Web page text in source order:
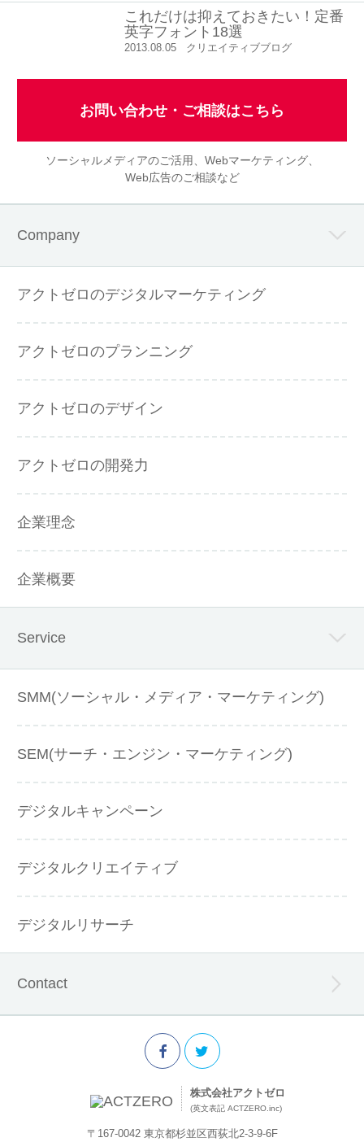
これだけは抑えておきたい！定番
英字フォント18選
2013.08.05 クリエイティブブログ
お問い合わせ・ご相談はこちら
ソーシャルメディアのご活用、Webマーケティング、
Web広告のご相談など
Company
アクトゼロのデジタルマーケティング
アクトゼロのプランニング
アクトゼロのデザイン
アクトゼロの開発力
企業理念
企業概要
Service
SMM(ソーシャル・メディア・マーケティング)
SEM(サーチ・エンジン・マーケティング)
デジタルキャンペーン
デジタルクリエイティブ
デジタルリサーチ
Contact
株式会社アクトゼロ
(英文表記 ACTZERO.inc)
〒167-0042 東京都杉並区西荻北2-3-9-6F